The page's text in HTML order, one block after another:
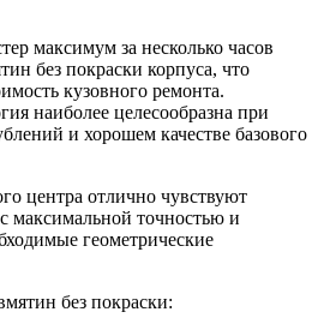
максимум за несколько часов
без покраски корпуса, что
кузовного ремонта.
наиболее целесообразна при
и хорошем качестве базового
центра отлично чувствуют
максимальной точностью и
геометрические
без покраски: